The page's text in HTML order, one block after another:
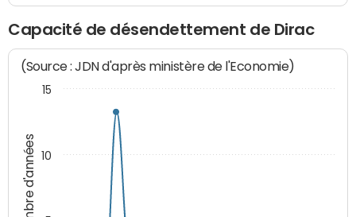
Capacité de désendettement de Dirac
Nombre d'années
(Source : JDN d'après ministère de l'Economie)
10
15